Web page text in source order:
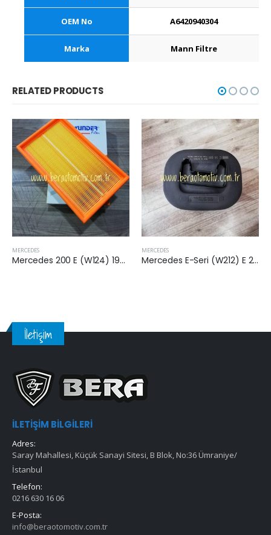
OEM No A6420940304
Marka Mann Filtre
RELATED PRODUCTS
MERCEDES
Mercedes 200 E (W124) 1992-1993 Arası Hava Filtresi
MERCEDES
Mercedes E-Seri (W212) E 200 (212.034) 2013-2016 Arası Hava Filtresi
İletişim
İLETIŞIM BILGILERI
Adres:
Saray Mahallesi, Küçük Sanayi Sitesi, B Blok, No:36 Ümraniye/
İstanbul
Telefon:
0216 630 16 06
E-Posta:
info@beraotomotiv.com.tr